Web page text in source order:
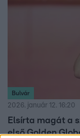
Bulvár
2026. január 12. 16:20
Elsírta magát a
első Golden